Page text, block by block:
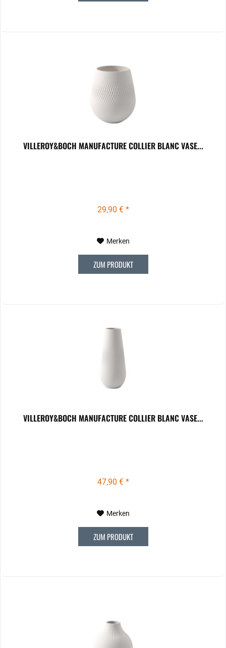
VILLEROY&BOCH MANUFACTURE COLLIER BLANC VASE...
29,90 € *
Merken
ZUM PRODUKT
VILLEROY&BOCH MANUFACTURE COLLIER BLANC VASE...
47,90 € *
Merken
ZUM PRODUKT